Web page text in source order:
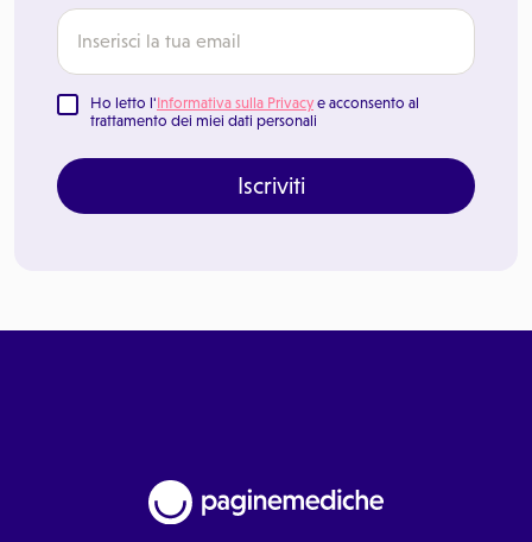
Ho letto l'Informativa sulla Privacy e acconsento al
trattamento dei miei dati personali
Iscriviti